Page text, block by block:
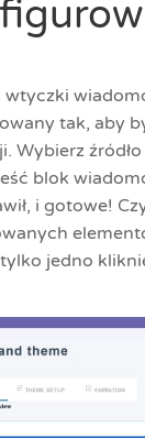
tak, aby
Wybierz
blok
i gotowe!
jedno